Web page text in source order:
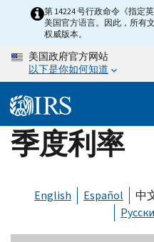
content
第 14224 号行政命令《指定
美国官方语言。因此，所有
权威版本。
美国政府官方网站
以下是你如何知道
季度利率
English Español 中